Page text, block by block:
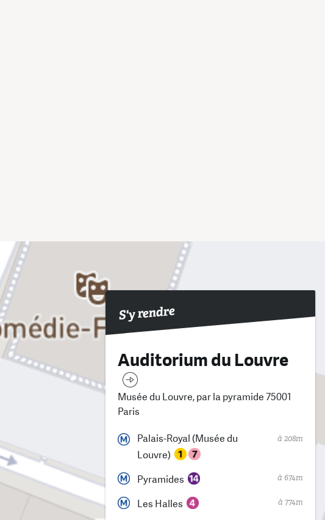
S'y rendre
Auditorium du Louvre
Musée du Louvre, par la pyramide 75001
Paris
Palais-Royal (Musée du
Louvre)
à 208m
Pyramides à 674m
Les Halles à 774m